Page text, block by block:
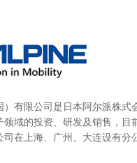
）有限公司是日本阿尔派株
领域的投资、研发及销售，
司在上海、广州、大连设有